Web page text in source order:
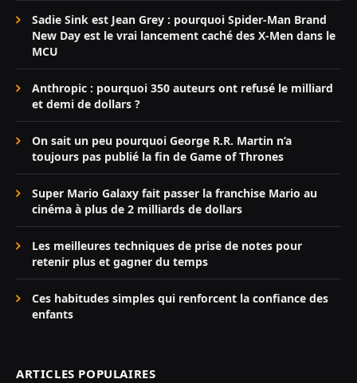
Sadie Sink est Jean Grey : pourquoi Spider-Man Brand
New Day est le vrai lancement caché des X-Men dans le
MCU
Anthropic : pourquoi 350 auteurs ont refusé le milliard
et demi de dollars ?
On sait un peu pourquoi George R.R. Martin n’a
toujours pas publié la fin de Game of Thrones
Super Mario Galaxy fait passer la franchise Mario au
cinéma à plus de 2 milliards de dollars
Les meilleures techniques de prise de notes pour
retenir plus et gagner du temps
Ces habitudes simples qui renforcent la confiance des
enfants
ARTICLES POPULAIRES